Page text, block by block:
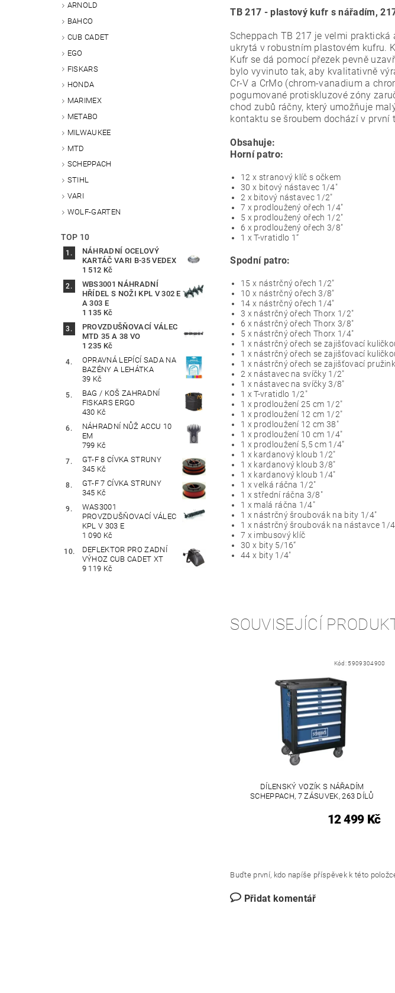
ARNOLD
BAHCO
CUB CADET
EGO
FISKARS
HONDA
MARIMEX
METABO
MILWAUKEE
MTD
SCHEPPACH
STIHL
VARI
WOLF-GARTEN
TOP 10
NÁHRADNÍ OCELOVÝ
KARTÁČ VARI B-35 VEDEX
1 512 Kč
WBS3001 NÁHRADNÍ
HŘÍDEL S NOŽI KPL V 302 E
A 303 E
1 135 Kč
PROVZDUŠŇOVACÍ VÁLEC
MTD 35 A 38 VO
1 235 Kč
OPRAVNÁ LEPÍCÍ SADA NA
BAZÉNY A LEHÁTKA
39 Kč
BAG / KOŠ ZAHRADNÍ
FISKARS ERGO
430 Kč
NÁHRADNÍ NŮŽ ACCU 10
EM
799 Kč
GT-F 8 CÍVKA STRUNY
345 Kč
GT-F 7 CÍVKA STRUNY
345 Kč
WAS3001
PROVZDUŠŇOVACÍ VÁLEC
KPL V 303 E
1 090 Kč
DEFLEKTOR PRO ZADNÍ
VÝHOZ CUB CADET XT
9 119 Kč
TB 217 - plastový kufr s nářadím,
Scheppach TB 217 je velmi
ukrytá v robustním plastovém kufru.
Kufr se dá pomocí přezek pevně
bylo vyvinuto tak, aby kvalitativně
Cr-V a CrMo (chrom-vanadium a
pogumované protiskluzové zóny
chod zubů ráčny, který umožňuje
kontaktu se šroubem dochází v první
Obsahuje:
Horní patro:
12 x stranový klíč s očkem
30 x bitový nástavec 1/4"
2 x bitový nástavec 1/2"
7 x prodloužený ořech 1/4"
5 x prodloužený ořech 1/2"
6 x prodloužený ořech 3/8"
1 x T-vratidlo 1“
Spodní patro:
15 x nástrčný ořech 1/2"
10 x nástrčný ořech 3/8"
14 x nástrčný ořech 1/4"
3 x nástrčný ořech Thorx 1/2"
6 x nástrčný ořech Thorx 3/8"
5 x nástrčný ořech Thorx 1/4"
1 x nástrčný ořech se zajišťovací
1 x nástrčný ořech se zajišťovací
1 x nástrčný ořech se zajišťovací
2 x nástavec na svíčky 1/2"
1 x nástavec na svíčky 3/8"
1 x T-vratidlo 1/2"
1 x prodloužení 25 cm 1/2"
1 x prodloužení 12 cm 1/2"
1 x prodloužení 12 cm 38"
1 x prodloužení 10 cm 1/4"
1 x prodloužení 5,5 cm 1/4"
1 x kardanový kloub 1/2"
1 x kardanový kloub 3/8"
1 x kardanový kloub 1/4"
1 x velká ráčna 1/2"
1 x střední ráčna 3/8"
1 x malá ráčna 1/4"
1 x nástrčný šroubovák na bity 1/4"
1 x nástrčný šroubovák na nástavce 1/
7 x imbusový klíč
30 x bity 5/16“
44 x bity 1/4"
SOUVISEJÍCÍ
Kód: 5909304900
DÍLENSKÝ VOZÍK S NÁŘADÍM
SCHEPPACH, 7 ZÁSUVEK, 263 DÍLŮ
12 499 Kč
Buďte první, kdo napíše příspěvek k této
Přidat komentář